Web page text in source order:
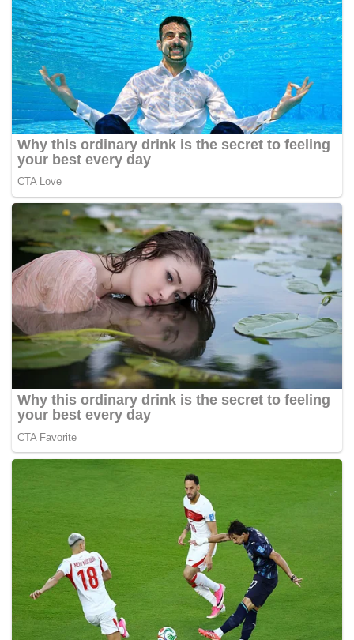
Seri Zafrul Tengku Abdul Aziz dan Menteri Pendidikan,
Senator Datuk Dr Mohd Radzi Md Jidin.
Antara yang hadir, Menteri pengangkutan, Datuk Seri Dr
Wee Ka Siong, Menteri Luar Negeri, Datuk Seri
Hishammuddin Tun Hussein, Menteri Alam Sekitar dan Air,
Datuk Seri Tuan Ibrahim Tuan Man, Menteri Sumber
Manusia, Datuk Seri M Saravanan dan barisan menteri
yang lain.
Sebelum ini, kedudukan menteri UMNO dalam Kabinet
menjadi tanda tanya selepas parti itu meluluskan usul
memutuskan hubungan kerjasama dengan Parti Pribumi
Bersatu Malaysia (Bersatu).
Bagaimanapun, kesemua 14 menteri UMNO mencapai
persepakatan untuk terus kekal berada dalam Kabinet PN.
– Sinar Harian
Tags: menteri kabinet mesyuarat kabinet
Muhyiddin Yassin UMNO